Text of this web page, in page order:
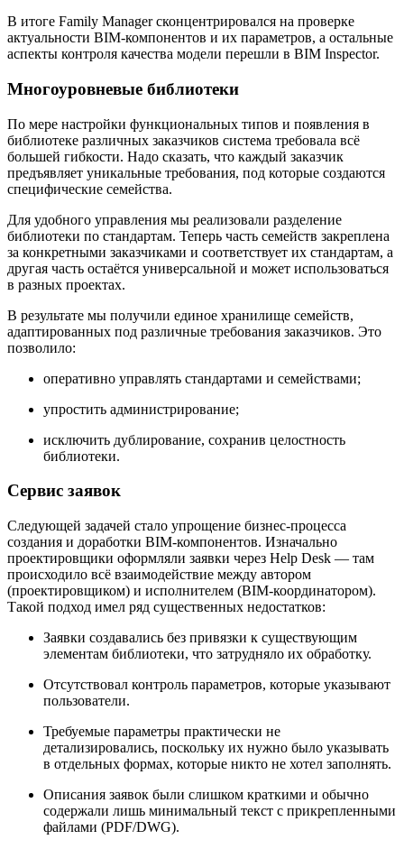
В итоге Family Manager сконцентрировался на проверке
актуальности BIM-компонентов и их параметров, а остальные
аспекты контроля качества модели перешли в BIM Inspector.
Многоуровневые библиотеки
По мере настройки функциональных типов и появления в
библиотеке различных заказчиков система требовала всё
большей гибкости. Надо сказать, что каждый заказчик
предъявляет уникальные требования, под которые создаются
специфические семейства.
Для удобного управления мы реализовали разделение
библиотеки по стандартам. Теперь часть семейств закреплена
за конкретными заказчиками и соответствует их стандартам, а
другая часть остаётся универсальной и может использоваться
в разных проектах.
В результате мы получили единое хранилище семейств,
адаптированных под различные требования заказчиков. Это
позволило:
оперативно управлять стандартами и семействами;
упростить администрирование;
исключить дублирование, сохранив целостность
библиотеки.
Сервис заявок
Следующей задачей стало упрощение бизнес-процесса
создания и доработки BIM-компонентов. Изначально
проектировщики оформляли заявки через Help Desk — там
происходило всё взаимодействие между автором
(проектировщиком) и исполнителем (BIM-координатором).
Такой подход имел ряд существенных недостатков:
Заявки создавались без привязки к существующим
элементам библиотеки, что затрудняло их обработку.
Отсутствовал контроль параметров, которые указывают
пользователи.
Требуемые параметры практически не
детализировались, поскольку их нужно было указывать
в отдельных формах, которые никто не хотел заполнять.
Описания заявок были слишком краткими и обычно
содержали лишь минимальный текст с прикрепленными
файлами (PDF/DWG).